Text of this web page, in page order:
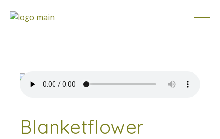
Blanketflower